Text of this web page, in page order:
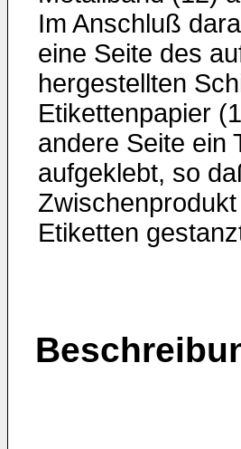
Im Anschluß
eine Seite des
hergestellten
Etikettenpapier
andere Seite ein
aufgeklebt, so
Etiketten